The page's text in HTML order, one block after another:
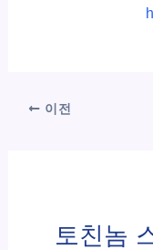
이전
토친놈